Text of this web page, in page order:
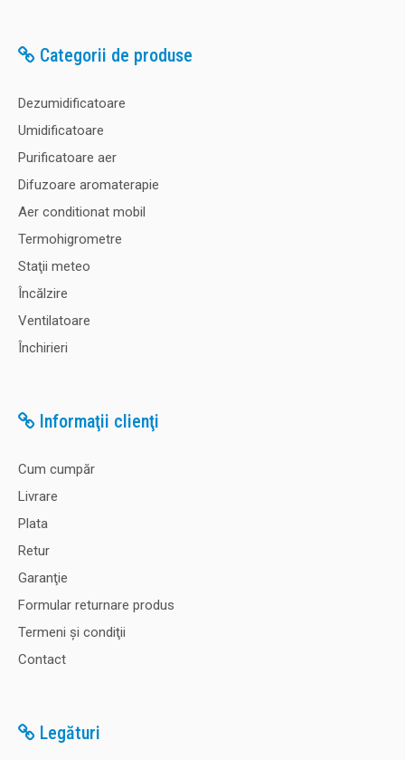
Categorii de produse
Dezumidificatoare
Umidificatoare
Purificatoare aer
Difuzoare aromaterapie
Aer conditionat mobil
Termohigrometre
Staţii meteo
Încălzire
Ventilatoare
Închirieri
Informaţii clienţi
Cum cumpăr
Livrare
Plata
Retur
Garanţie
Formular returnare produs
Termeni şi condiţii
Contact
Legături